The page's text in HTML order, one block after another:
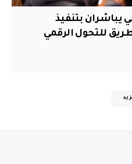
يباشران بتنفيذ
للتحول الرقمي